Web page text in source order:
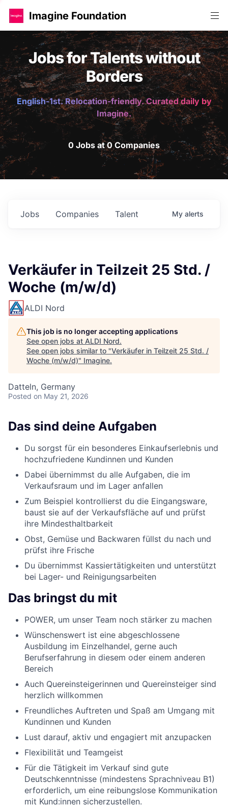
Imagine Foundation
Jobs for Talents without
Borders
English-1st. Relocation-friendly. Curated daily by
Imagine.
0 Jobs at 0 Companies
Jobs Companies Talent My alerts
Verkäufer in Teilzeit 25 Std. /
Woche (m/w/d)
ALDI Nord
This job is no longer accepting applications
See open jobs at ALDI Nord.
See open jobs similar to "Verkäufer in Teilzeit 25 Std. /
Woche (m/w/d)" Imagine.
Datteln, Germany
Posted on May 21, 2026
Das sind deine Aufgaben
Du sorgst für ein besonderes Einkaufserlebnis und
hochzufriedene Kundinnen und Kunden
Dabei übernimmst du alle Aufgaben, die im
Verkaufsraum und im Lager anfallen
Zum Beispiel kontrollierst du die Eingangsware,
baust sie auf der Verkaufsfläche auf und prüfst
ihre Mindesthaltbarkeit
Obst, Gemüse und Backwaren füllst du nach und
prüfst ihre Frische
Du übernimmst Kassiertätigkeiten und unterstützt
bei Lager- und Reinigungsarbeiten
Das bringst du mit
POWER, um unser Team noch stärker zu machen
Wünschenswert ist eine abgeschlossene
Ausbildung im Einzelhandel, gerne auch
Berufserfahrung in diesem oder einem anderen
Bereich
Auch Quereinsteigerinnen und Quereinsteiger sind
herzlich willkommen
Freundliches Auftreten und Spaß am Umgang mit
Kundinnen und Kunden
Lust darauf, aktiv und engagiert mit anzupacken
Flexibilität und Teamgeist
Für die Tätigkeit im Verkauf sind gute
Deutschkenntnisse (mindestens Sprachniveau B1)
erforderlich, um eine reibungslose Kommunikation
mit Kund:innen sicherzustellen.